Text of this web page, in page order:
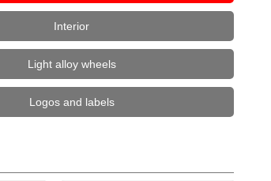
Interior
Light alloy wheels
Logos and labels